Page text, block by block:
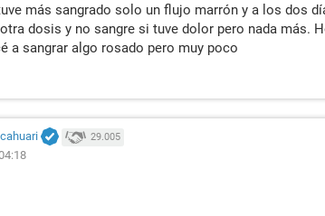
más sangrado solo un flujo marrón y a los dos
dosis y no sangre si tuve dolor pero nada más.
a sangrar algo rosado pero muy poco
29.005